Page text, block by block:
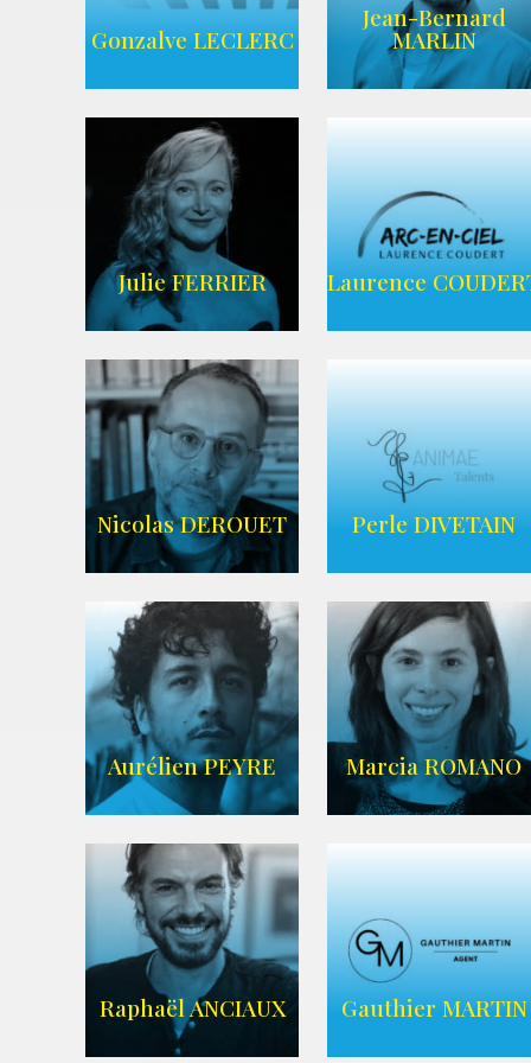
AGENCE UBBA
Wikipedia
Gonzalve LECLERC
AGENCE
ADEQUAT
Jean-Bernard
MARLIN
WIKIPEDIA
Julie FERRIER
Imdb
Laurence
AGENCE ARC-
EN-CIEL
Nicolas DEROUET
IMDB
Perle DIVETAIN
AGENCE ANIMAE
Aurélien PEYRE
ZELIG
Marcia ROMANO
WIKIPEDIA
AGENCE ZELIG
Raphaël ANCIAUX Gauthier MARTIN